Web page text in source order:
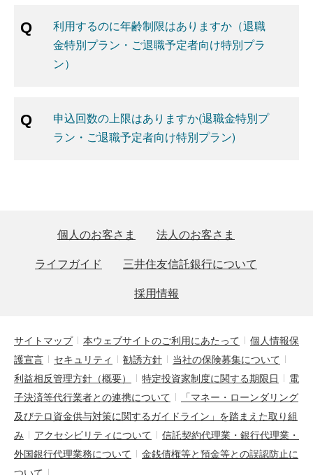
利用するのに年齢制限はありますか（退職
金特別プラン・ご退職予定者向け特別プラ
ン）
申込回数の上限はありますか(退職金特別プ
ラン・ご退職予定者向け特別プラン)
個人のお客さま
法人のお客さま
ライフガイド
三井住友信託銀行について
採用情報
サイトマップ 本ウェブサイトのご利用にあたって
個人情報保
護宣言
セキュリティ 勧誘方針
当社の保険募集について
利益相反管理方針（概要）
特定投資家制度に関する期限日
電
子決済等代行業者との連携について
「マネー・ローンダリング
及びテロ資金供与対策に関するガイドライン」を踏まえた取り組
み
アクセシビリティについて
信託契約代理業・銀行代理業・
外国銀行代理業務について
金銭債権等と預金等との誤認防止に
ついて